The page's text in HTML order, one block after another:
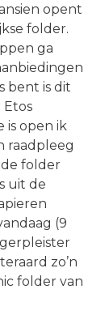
opent
folder.
ga
bent is dit
Etos
is open ik
raadpleeg
folder
uit de
(9
zo’n
folder van